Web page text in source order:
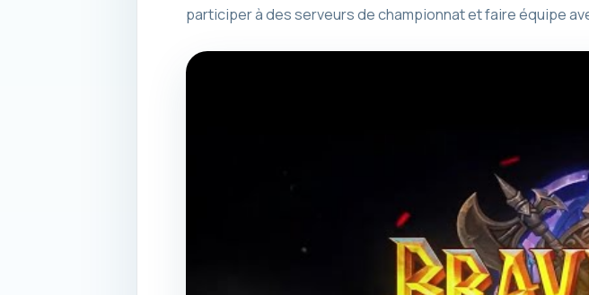
participer à des serveurs de championnat et faire équipe